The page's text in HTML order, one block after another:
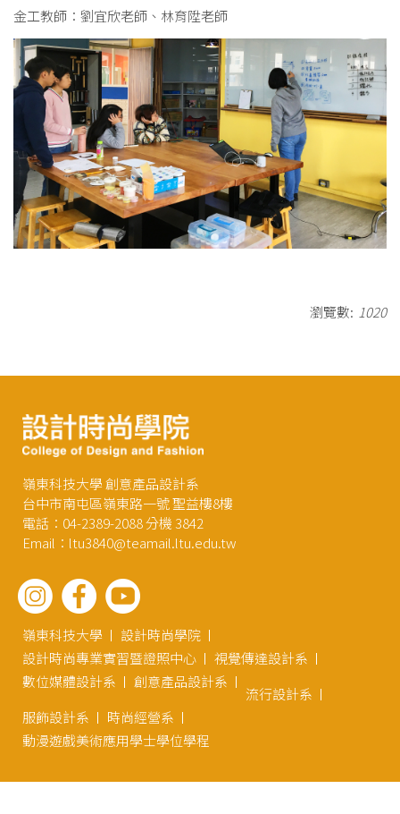
金工教師：劉宜欣老師、林育陞老師
瀏覽數: 1020
嶺東科技大學 創意產品設計系
台中市南屯區嶺東路一號 聖益樓8樓
電話：04-2389-2088 分機 3842
Email：ltu3840@teamail.ltu.edu.tw
嶺東科技大學
設計時尚學院
設計時尚專業實習暨證照中心
視覺傳達設計系
數位媒體設計系
創意產品設計系
流行設計系
服飾設計系
時尚經營系
動漫遊戲美術應用學士學位學程